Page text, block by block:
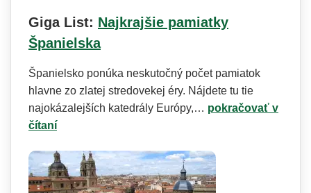
Giga List: Najkrajšie pamiatky
Španielska
Španielsko ponúka neskutočný počet pamiatok
hlavne zo zlatej stredovekej éry. Nájdete tu tie
najokázalejších katedrály Európy,… pokračovať v
čítaní